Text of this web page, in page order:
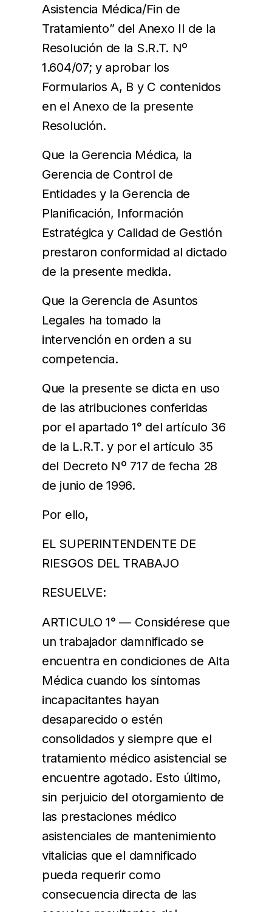
Asistencia Médica/Fin de
Tratamiento” del Anexo II de la
Resolución de la S.R.T. Nº
1.604/07; y aprobar los
Formularios A, B y C contenidos
en el Anexo de la presente
Resolución.
Que la Gerencia Médica, la
Gerencia de Control de
Entidades y la Gerencia de
Planificación, Información
Estratégica y Calidad de Gestión
prestaron conformidad al dictado
de la presente medida.
Que la Gerencia de Asuntos
Legales ha tomado la
intervención en orden a su
competencia.
Que la presente se dicta en uso
de las atribuciones conferidas
por el apartado 1° del artículo 36
de la L.R.T. y por el artículo 35
del Decreto Nº 717 de fecha 28
de junio de 1996.
Por ello,
EL SUPERINTENDENTE DE
RIESGOS DEL TRABAJO
RESUELVE:
ARTICULO 1° — Considérese que
un trabajador damnificado se
encuentra en condiciones de Alta
Médica cuando los síntomas
incapacitantes hayan
desaparecido o estén
consolidados y siempre que el
tratamiento médico asistencial se
encuentre agotado. Esto último,
sin perjuicio del otorgamiento de
las prestaciones médico
asistenciales de mantenimiento
vitalicias que el damnificado
pueda requerir como
consecuencia directa de las